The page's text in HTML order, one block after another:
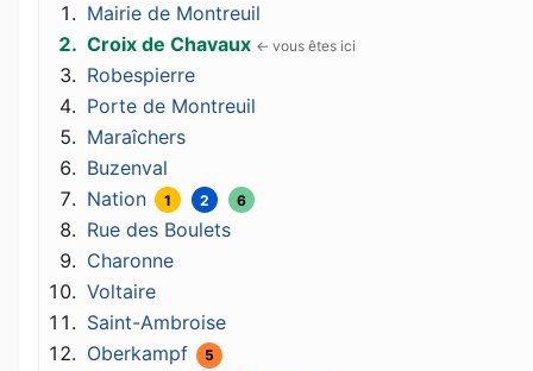
Mairie de Montreuil
Croix de Chavaux
Robespierre
Porte de Montreuil
Maraîchers
Buzenval
Nation
1 2 6
Rue des Boulets
Charonne
Voltaire
Saint-Ambroise
Oberkampf
5